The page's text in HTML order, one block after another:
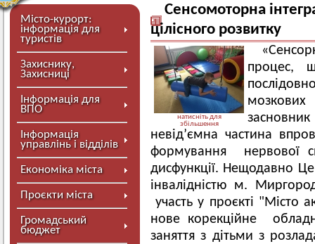
Місто-курорт:
інформація для
туристів
Захиснику,
Захисниці
Інформація для
ВПО
Інформація
управлінь і відділів
Економіка міста
Проєкти міста
Громадський
бюджет
Сенсомоторна
цілісного розвитку
натисніть для
збільшення
процес,
невід’ємна частина
формування нервової
дисфункції. Нещодавно
інвалідністю м.
участь у проєкті "Місто
нове корекційне
заняття з дітьми з